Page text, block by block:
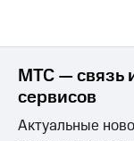
МТС — связь
сервисов
Актуальные